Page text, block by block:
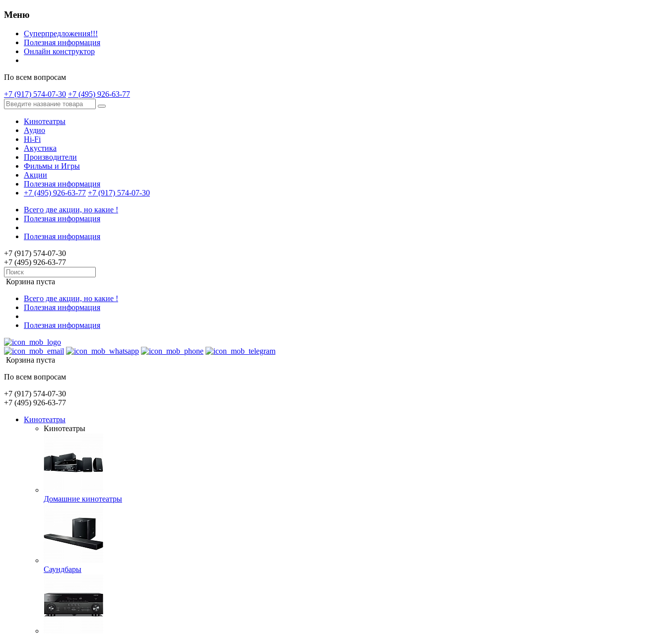
Меню
Суперпредложения!!!
Полезная информация
Онлайн конструктор
По всем вопросам
+7 (917) 574-07-30 +7 (495) 926-63-77
Кинотеатры
Аудио
Hi-Fi
Акустика
Производители
Фильмы и Игры
Акции
Полезная информация
+7 (495) 926-63-77 +7 (917) 574-07-30
Всего две акции, но какие !
Полезная информация
Полезная информация
+7 (917) 574-07-30
+7 (495) 926-63-77
Корзина пуста
Всего две акции, но какие !
Полезная информация
Полезная информация
Корзина пуста
По всем вопросам
+7 (917) 574-07-30
+7 (495) 926-63-77
Кинотеатры
Кинотеатры
Домашние кинотеатры
Саундбары